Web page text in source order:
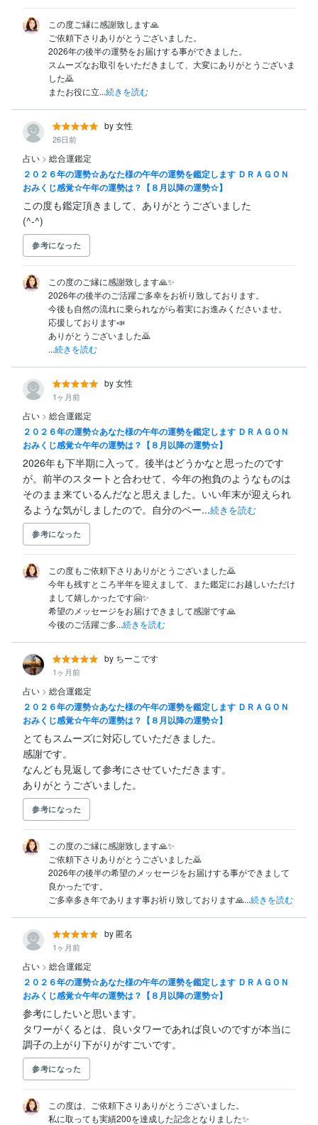
この度ご縁に感謝致します🙏
ご依頼下さりありがとうございました。
2026年の後半の運勢をお届けする事ができました。
スムーズなお取引をいただきまして、大変にありがとうございま
した🙇
またお役に立...続きを読む
by 女性
26日前
占い > 総合運鑑定
２０２６年の運勢☆あなた様の午年の運勢を鑑定します ＤＲＡＧＯＮ
おみくじ感覚☆午年の運勢は？【８月以降の運勢☆】
この度も鑑定頂きまして、ありがとうございました
(^-^)
参考になった
この度のご縁に感謝致します🙏✨️
2026年の後半のご活躍ご多幸をお祈り致しております。
今後も自然の流れに乗られながら着実にお進みくださいませ。
応援しております📣
ありがとうございました🙇
...続きを読む
by 女性
1ヶ月前
占い > 総合運鑑定
２０２６年の運勢☆あなた様の午年の運勢を鑑定します ＤＲＡＧＯＮ
おみくじ感覚☆午年の運勢は？【８月以降の運勢☆】
2026年も下半期に入って。後半はどうかなと思ったのです
が。前半のスタートと合わせて、今年の抱負のようなものは
そのまま来ているんだなと思えました。いい年末が迎えられ
るような気がしましたので。自分のペー...続きを読む
参考になった
この度もご依頼下さりありがとうございました🙇
今年も残すところ半年を迎えまして、また鑑定にお越しいただけ
まして嬉しかったです🤗✨️
希望のメッセージをお届けできまして感謝です🙏
今後のご活躍ご多...続きを読む
by ちーこです
1ヶ月前
占い > 総合運鑑定
２０２６年の運勢☆あなた様の午年の運勢を鑑定します ＤＲＡＧＯＮ
おみくじ感覚☆午年の運勢は？【８月以降の運勢☆】
とてもスムーズに対応していただきました。
感謝です。
なんども見返して参考にさせていただきます。
ありがとうございました。
参考になった
この度のご縁に感謝致します🙏✨️
ご依頼下さりありがとうございました🙇
2026年の後半の希望のメッセージをお届けする事ができまして
良かったです。
ご多幸多き年であります事お祈り致しております🙏...続きを読む
by 匿名
1ヶ月前
占い > 総合運鑑定
２０２６年の運勢☆あなた様の午年の運勢を鑑定します ＤＲＡＧＯＮ
おみくじ感覚☆午年の運勢は？【８月以降の運勢☆】
参考にしたいと思います。
タワーがくるとは、良いタワーであれば良いのですが本当に
調子の上がり下がりがすごいです。
参考になった
この度は、ご依頼下さりありがとうございました。
私に取っても実績200を達成した記念となりました✨